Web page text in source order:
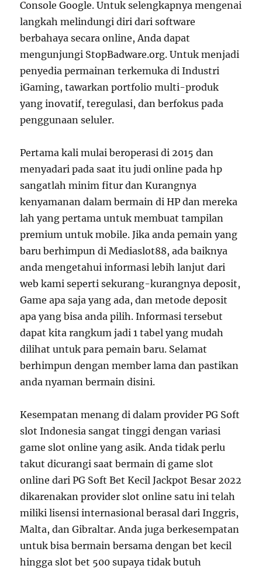
Console Google. Untuk selengkapnya mengenai
langkah melindungi diri dari software
berbahaya secara online, Anda dapat
mengunjungi StopBadware.org. Untuk menjadi
penyedia permainan terkemuka di Industri
iGaming, tawarkan portfolio multi-produk
yang inovatif, teregulasi, dan berfokus pada
penggunaan seluler.
Pertama kali mulai beroperasi di 2015 dan
menyadari pada saat itu judi online pada hp
sangatlah minim fitur dan Kurangnya
kenyamanan dalam bermain di HP dan mereka
lah yang pertama untuk membuat tampilan
premium untuk mobile. Jika anda pemain yang
baru berhimpun di Mediaslot88, ada baiknya
anda mengetahui informasi lebih lanjut dari
web kami seperti sekurang-kurangnya deposit,
Game apa saja yang ada, dan metode deposit
apa yang bisa anda pilih. Informasi tersebut
dapat kita rangkum jadi 1 tabel yang mudah
dilihat untuk para pemain baru. Selamat
berhimpun dengan member lama dan pastikan
anda nyaman bermain disini.
Kesempatan menang di dalam provider PG Soft
slot Indonesia sangat tinggi dengan variasi
game slot online yang asik. Anda tidak perlu
takut dicurangi saat bermain di game slot
online dari PG Soft Bet Kecil Jackpot Besar 2022
dikarenakan provider slot online satu ini telah
miliki lisensi internasional berasal dari Inggris,
Malta, dan Gibraltar. Anda juga berkesempatan
untuk bisa bermain bersama dengan bet kecil
hingga slot bet 500 supaya tidak butuh